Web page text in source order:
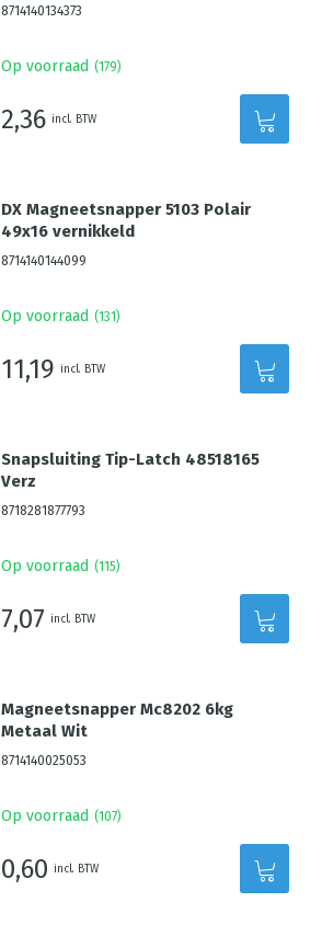
8714140134373
Op voorraad (179)
2,36 incl. BTW
DX Magneetsnapper 5103 Polair
49x16 vernikkeld
8714140144099
Op voorraad (131 )
11,19 incl. BTW
Snapsluiting Tip-Latch 48518165
Verz
8718281877793
Op voorraad (115)
7,07 incl. BTW
Magneetsnapper Mc8202 6kg
Metaal Wit
8714140025053
Op voorraad (107)
0,60 incl. BTW